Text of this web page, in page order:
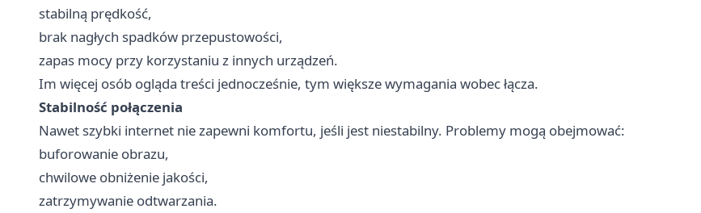
stabilną prędkość,
brak nagłych spadków przepustowości,
zapas mocy przy korzystaniu z innych urządzeń.
Im więcej osób ogląda treści jednocześnie, tym większe wymagania wobec łącza.
Stabilność połączenia
Nawet szybki internet nie zapewni komfortu, jeśli jest niestabilny. Problemy mogą obejmować:
buforowanie obrazu,
chwilowe obniżenie jakości,
zatrzymywanie odtwarzania.